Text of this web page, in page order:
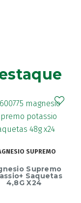
SUPREMO
Supremo
Saquetas
4,8G X24